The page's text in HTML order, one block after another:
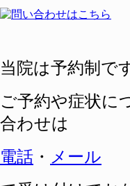
当院は予約制で
ご予約や症状に
合わせは
電話 ・ メール